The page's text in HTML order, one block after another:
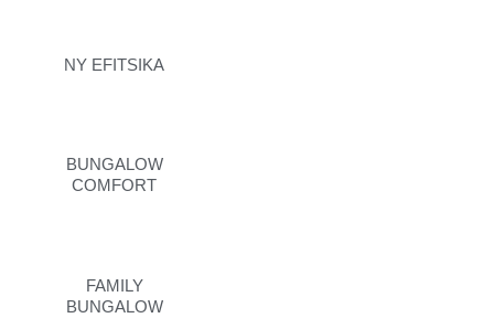
NY EFITSIKA
BUNGALOW
COMFORT
FAMILY
BUNGALOW